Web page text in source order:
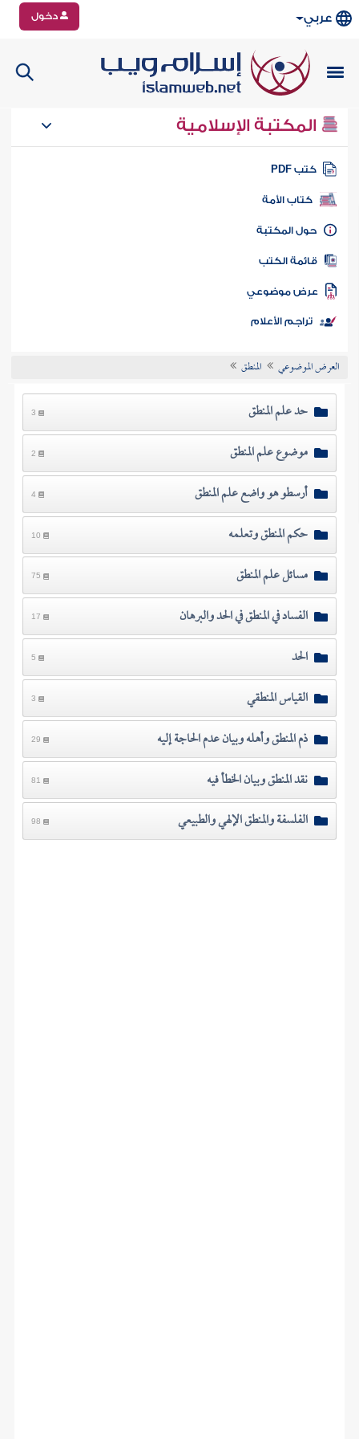
عربي دخول
المكتبة الإسلامية
كتب PDF
كتاب الأمة
المكتبة
الكتب
موضوعي
تراجم الأعلام
العرض الموضوعي المنطق
حد علم المنطق 3
موضوع علم المنطق 2
أرسطو هو واضع علم المنطق 4
حكم المنطق وتعلمه 10
مسائل علم المنطق 75
الفساد في المنطق في الحد والبرهان 17
الحد 5
القياس المنطقي 3
ذم المنطق وأهله وبيان عدم الحاجة إليه 29
نقد المنطق وبيان الخطأ فيه 81
الفلسفة والمنطق الإلهي والطبيعي 98